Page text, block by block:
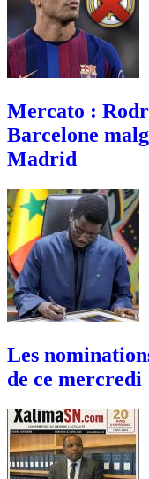
Mercato :
Barcelone
Madrid
Les
de ce mercredi